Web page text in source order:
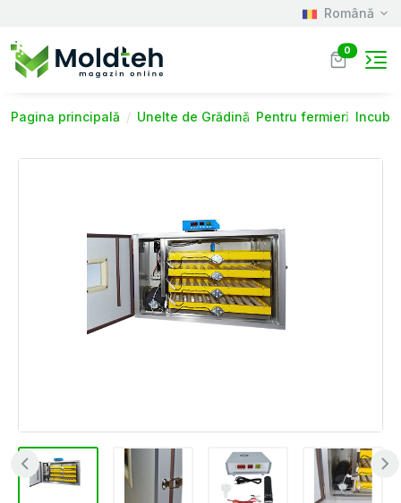
Română
0
Pagina principală Unelte de Grădină Pentru fermieri